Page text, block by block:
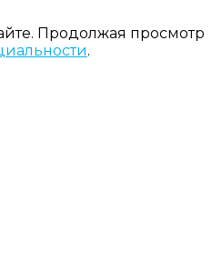
Продолжая просмотр
.